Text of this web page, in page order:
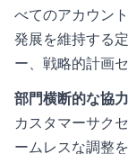
べてのアカウン
発展を維持する
ー、戦略的計画
部門横断的な協
カスタマーサク
ームレスな調整